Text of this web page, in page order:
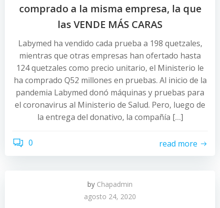
comprado a la misma empresa, la que
las VENDE MÁS CARAS
Labymed ha vendido cada prueba a 198 quetzales,
mientras que otras empresas han ofertado hasta
124 quetzales como precio unitario, el Ministerio le
ha comprado Q52 millones en pruebas. Al inicio de la
pandemia Labymed donó máquinas y pruebas para
el coronavirus al Ministerio de Salud. Pero, luego de
la entrega del donativo, la compañía […]
0 read more
by Chapadmin
agosto 24, 2020